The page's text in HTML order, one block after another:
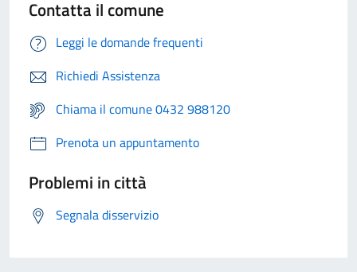
Contatta il comune
Leggi le domande frequenti
Richiedi Assistenza
Chiama il comune 0432 988120
Prenota un appuntamento
Problemi in città
Segnala disservizio